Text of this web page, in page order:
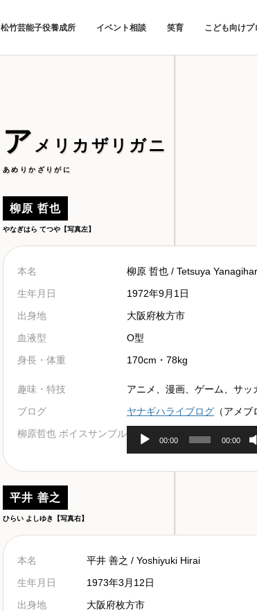
松竹芸能子役養成所 イベント相談 笑育 こども向けプ
ア メリカザリガニ
あめりかざりがに
柳原 哲也
やなぎはら てつや【写真左】
本名
柳原 哲也 / Tetsuya
生年月日
1972年9月1日
出身地
大阪府枚方市
血液型
O型
身長・体重
170cm・78kg
趣味・特技
アニメ、漫画、ゲーム、サッ
ブログ
ヤナギハライブログ （アメブ
柳原哲也 ボイスサンプル音
00:00 00:00
平井 善之
ひらい よしゆき【写真右】
本名
平井 善之 / Yoshiyuki Hirai
生年月日
1973年3月12日
出身地
大阪府枚方市